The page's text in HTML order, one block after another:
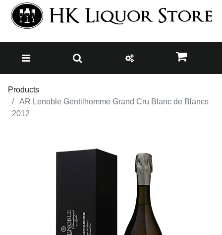
Products
AR Lenoble Gentilhomme Grand Cru Blanc de Blancs
2012